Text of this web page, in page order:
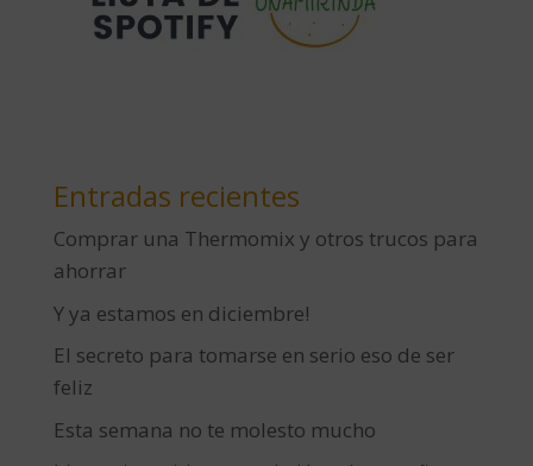
Entradas recientes
Comprar una Thermomix y otros trucos para
ahorrar
Y ya estamos en diciembre!
El secreto para tomarse en serio eso de ser
feliz
Esta semana no te molesto mucho